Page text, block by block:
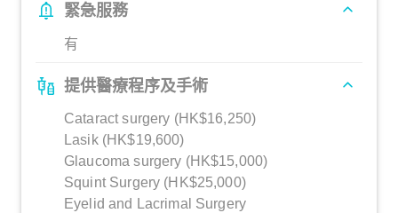
緊急服務
有
提供醫療程序及手術
Cataract surgery (HK$16,250)
Lasik (HK$19,600)
Glaucoma surgery (HK$15,000)
Squint Surgery (HK$25,000)
Eyelid and Lacrimal Surgery